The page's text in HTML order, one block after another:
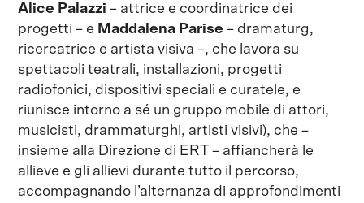
Alice Palazzi – attrice e coordinatrice dei
progetti – e Maddalena Parise – dramaturg,
ricercatrice e artista visiva –, che lavora su
spettacoli teatrali, installazioni, progetti
radiofonici, dispositivi speciali e curatele, e
riunisce intorno a sé un gruppo mobile di attori,
musicisti, drammaturghi, artisti visivi), che –
insieme alla Direzione di ERT – affiancherà le
allieve e gli allievi durante tutto il percorso,
accompagnando l’alternanza di approfondimenti